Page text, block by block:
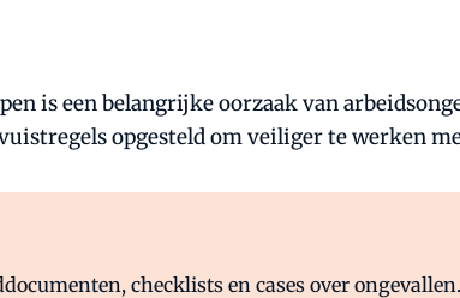
is een belangrijke oorzaak van
opgesteld om veiliger te werken
checklists en cases over ongevallen.